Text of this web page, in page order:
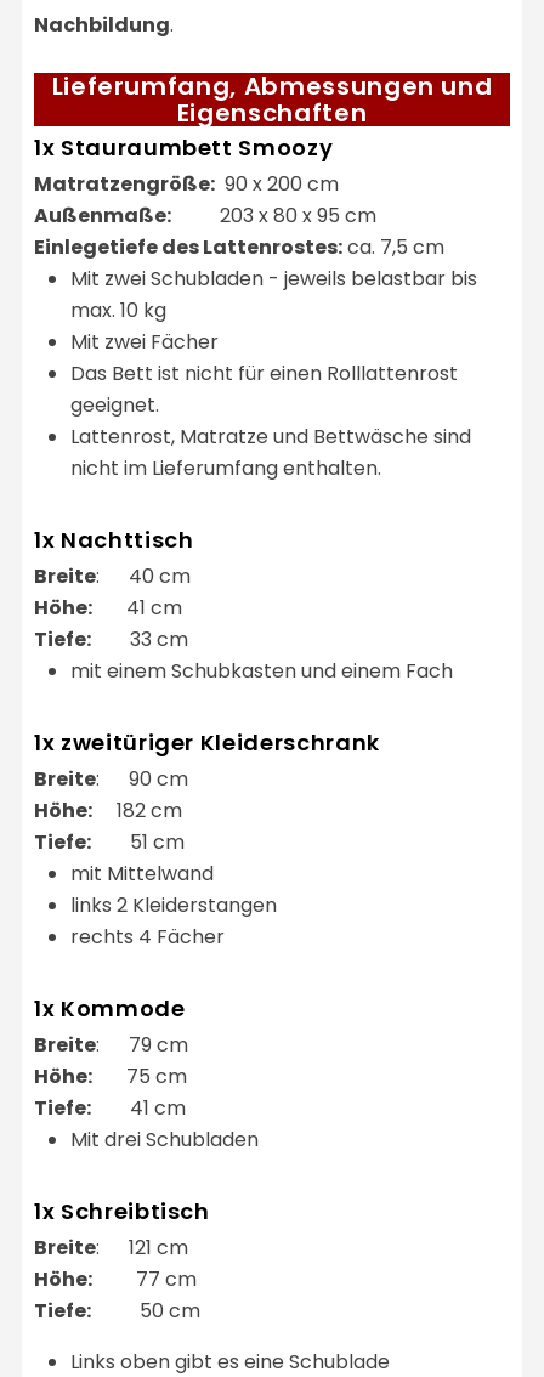
Nachbildung.
Lieferumfang, Abmessungen und
Eigenschaften
1x Stauraumbett Smoozy
Matratzengröße: 90 x 200 cm
Außenmaße: 203 x 80 x 95 cm
Einlegetiefe des Lattenrostes:ca. 7,5 cm
Mit zwei Schubladen - jeweils belastbar bis
max. 10 kg
Mit zwei Fächer
Das Bett ist nicht für einen Rolllattenrost
geeignet.
Lattenrost, Matratze und Bettwäsche sind
nicht im Lieferumfang enthalten.
1x Nachttisch
Breite: 40 cm
Höhe: 41 cm
Tiefe: 33 cm
mit einem Schubkasten und einem Fach
1x zweitüriger Kleiderschrank
Breite: 90 cm
Höhe: 182 cm
Tiefe: 51 cm
mit Mittelwand
links 2 Kleiderstangen
rechts 4 Fächer
1x Kommode
Breite: 79 cm
Höhe: 75 cm
Tiefe: 41 cm
Mit drei Schubladen
1x Schreibtisch
Breite: 121 cm
Höhe: 77 cm
Tiefe: 50 cm
Links oben gibt es eine Schublade